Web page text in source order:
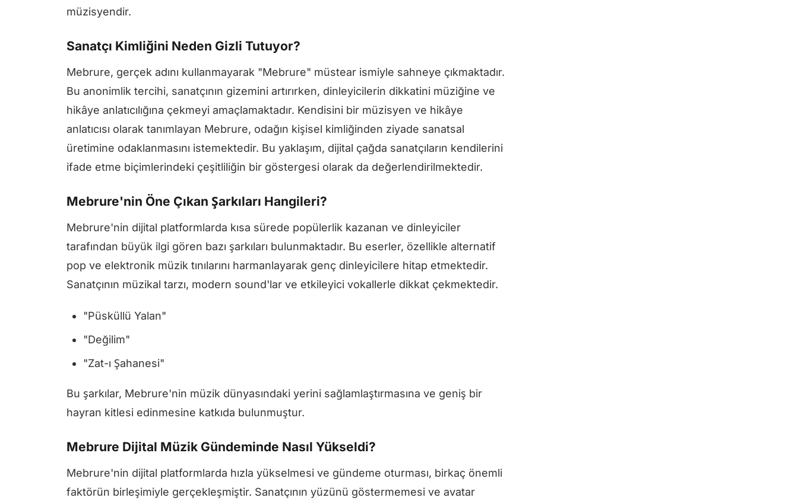
müzisyendir.
Sanatçı Kimliğini Neden Gizli Tutuyor?
Mebrure, gerçek adını kullanmayarak "Mebrure" müstear ismiyle sahneye çıkmaktadır.
Bu anonimlik tercihi, sanatçının gizemini artırırken, dinleyicilerin dikkatini müziğine ve
hikâye anlatıcılığına çekmeyi amaçlamaktadır. Kendisini bir müzisyen ve hikâye
anlatıcısı olarak tanımlayan Mebrure, odağın kişisel kimliğinden ziyade sanatsal
üretimine odaklanmasını istemektedir. Bu yaklaşım, dijital çağda sanatçıların kendilerini
ifade etme biçimlerindeki çeşitliliğin bir göstergesi olarak da değerlendirilmektedir.
Mebrure'nin Öne Çıkan Şarkıları Hangileri?
Mebrure'nin dijital platformlarda kısa sürede popülerlik kazanan ve dinleyiciler
tarafından büyük ilgi gören bazı şarkıları bulunmaktadır. Bu eserler, özellikle alternatif
pop ve elektronik müzik tınılarını harmanlayarak genç dinleyicilere hitap etmektedir.
Sanatçının müzikal tarzı, modern sound'lar ve etkileyici vokallerle dikkat çekmektedir.
"Püsküllü Yalan"
"Değilim"
"Zat-ı Şahanesi"
Bu şarkılar, Mebrure'nin müzik dünyasındaki yerini sağlamlaştırmasına ve geniş bir
hayran kitlesi edinmesine katkıda bulunmuştur.
Mebrure Dijital Müzik Gündeminde Nasıl Yükseldi?
Mebrure'nin dijital platformlarda hızla yükselmesi ve gündeme oturması, birkaç önemli
faktörün birleşimiyle gerçekleşmiştir. Sanatçının yüzünü göstermemesi ve avatar